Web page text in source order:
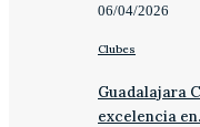
06/04/2026
Clubes
Guadalajara
excelencia